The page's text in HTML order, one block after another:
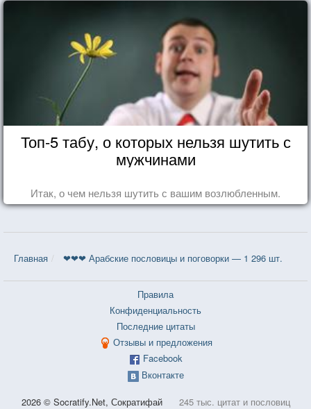
Топ-5 табу, о которых нельзя шутить с
мужчинами
Итак, о чем нельзя шутить с вашим возлюбленным.
Главная ❤❤❤ Арабские пословицы и поговорки — 1 296 шт.
Правила
Конфиденциальность
Последние цитаты
Отзывы и предложения
Facebook
Вконтакте
2026 © Socratify.Net, Сократифай 245 тыс. цитат и пословиц